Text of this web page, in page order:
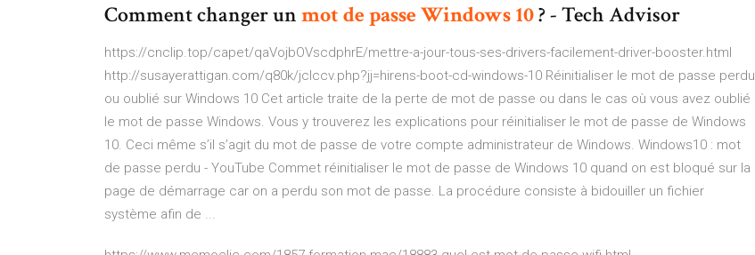
Comment changer unmotdepasseWindows10? - Tech Advisor
https://cnclip.top/capet/qaVojbOVscdphrE/mettre-a-jour-tous-ses-drivers-facilement-driver-booster.html
http://susayerattigan.com/q80k/jclccv.php?jj=hirens-boot-cd-windows-10 Réinitialiser le mot de passe perdu
ou oublié sur Windows 10 Cet article traite de la perte de mot de passe ou dans le cas où vous avez oublié
le mot de passe Windows. Vous y trouverez les explications pour réinitialiser le mot de passe de Windows
10. Ceci même s’il s’agit du mot de passe de votre compte administrateur de Windows. Windows10 : mot
de passe perdu - YouTube Commet réinitialiser le mot de passe de Windows 10 quand on est bloqué sur la
page de démarrage car on a perdu son mot de passe. La procédure consiste à bidouiller un fichier
système afin de ...